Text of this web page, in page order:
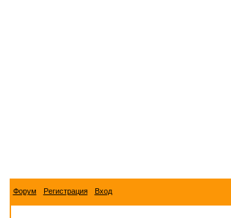
Форум Регистрация Вход